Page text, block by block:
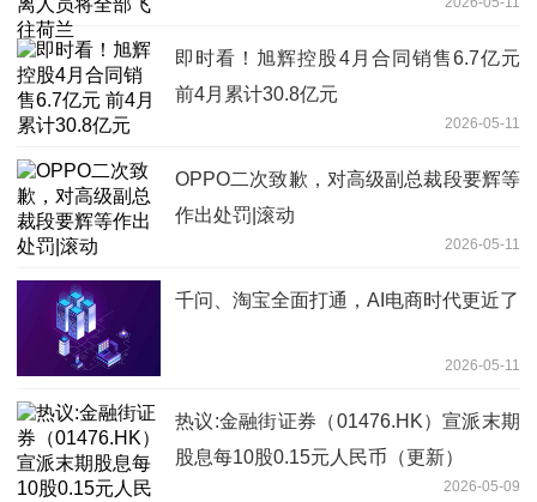
即时看！旭辉控股4月合同销售6.7亿元
前4月累计30.8亿元
2026-05-11
OPPO二次致歉，对高级副总裁段要辉等
作出处罚|滚动
2026-05-11
千问、淘宝全面打通，AI电商时代更近了
2026-05-11
热议:金融街证券（01476.HK）宣派末期
股息每10股0.15元人民币（更新）
2026-05-09